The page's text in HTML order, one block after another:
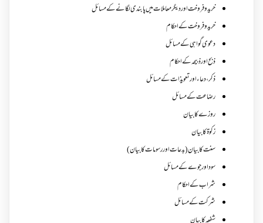
خرید و فروخت اور دیگر معاملات میں پابندی لگانے کے مسائل
خرید و فروخت کے احکام
دعوی گواہی کے مسائل
ذبح اور ذبیحہ کے احکام
ذکر،دعاء اور تعویذات کے مسائل
رضاعت کے مسائل
روزے کا بیان
زکوة کابیان
سنت کا بیان (بدعات اور رسومات کا بیان)
سود اور جوے کے مسائل
شراب کے احکام
شرکت کے مسائل